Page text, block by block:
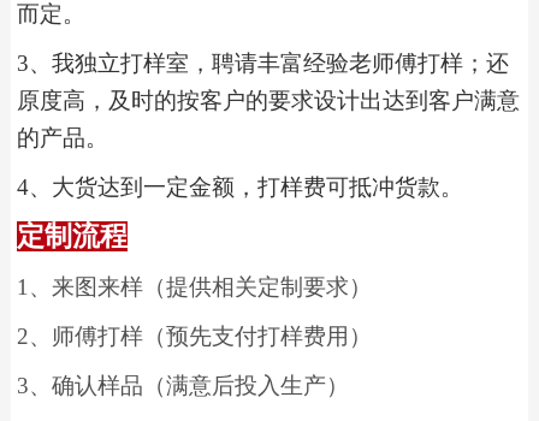
而定。
3、我独立打样室，聘请丰富经验老师傅打样；还
原度高，及时的按客户的要求设计出达到客户满意
的产品。
4、 大货达到一定金额，打样费可抵冲货款。
定制流程
1 、 来图来样（提供相关定制要求）
2、 师傅打样（预先支付打样费用）
3、 确认样品（满意后投入生产）